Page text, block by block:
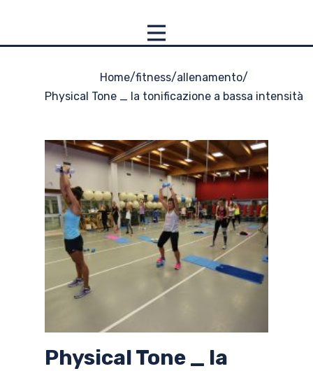
Home/fitness/allenamento/
Physical Tone _ la tonificazione a bassa intensità
Physical Tone _ la